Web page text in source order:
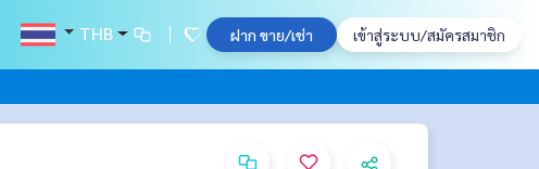
THB ฝาก ขาย/เช่า เข้าสู่ระบบ/สมัครสมาชิก